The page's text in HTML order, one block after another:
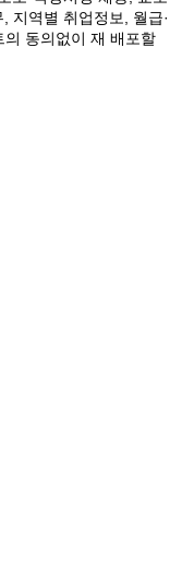
지역별 취업정보, 월급·
동의없이 재 배포할